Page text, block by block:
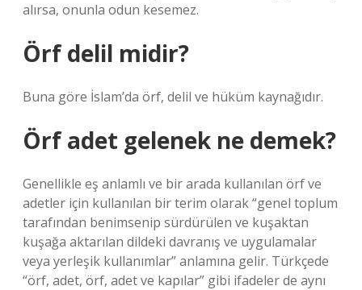
alırsa, onunla odun kesemez.
Örf delil midir?
Buna göre İslam’da örf, delil ve hüküm kaynağıdır.
Örf adet gelenek ne demek?
Genellikle eş anlamlı ve bir arada kullanılan örf ve
adetler için kullanılan bir terim olarak “genel toplum
tarafından benimsenip sürdürülen ve kuşaktan
kuşağa aktarılan dildeki davranış ve uygulamalar
veya yerleşik kullanımlar” anlamına gelir. Türkçede
“örf, adet, örf, adet ve kapılar” gibi ifadeler de aynı